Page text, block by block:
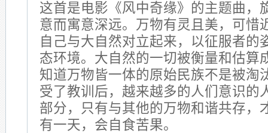
这首是电影《风中奇缘》的主题曲，
意而寓意深远。万物有灵且美，可惜
自己与大自然对立起来，以征服者的
态环境。大自然的一切被衡量和估算
知道万物皆一体的原始民族不是被淘
受了教训后，越来越多的人们意识的
部分，只有与其他的万物和谐共存，
有一天，会自食苦果。